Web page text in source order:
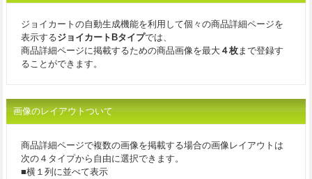
ジョイカートの自動生成機能を利用して個々の商品詳細ページを
表示するジョイカートBタイプでは、
商品詳細ページに掲載するための商品画像を最大４枚まで登録す
ることができます。
画像のレイアウトついて
商品詳細ページで複数の画像を掲載する場合の画像レイアウトは
次の４タイプから自由に選択できます。
■横１列に並べて表示